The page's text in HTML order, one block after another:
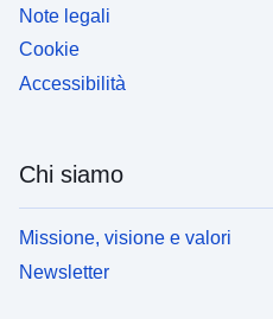
Note legali
Cookie
Accessibilità
Chi siamo
Missione, visione e valori
Newsletter